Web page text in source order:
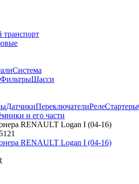
транспорт
Система
ФильтрыШасси
ДатчикиПереключателиРелеСтартеры
и его части
RENAULT Logan I (04-16)